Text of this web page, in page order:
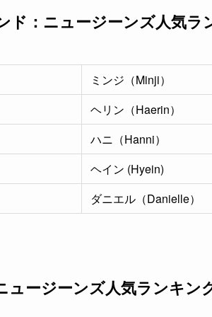
ド：ニュージーンズ人気ラ
ミンジ（Minji）
ヘリン（Haerin）
ハニ（Hanni）
ヘイン (Hyein)
ダニエル（Danielle）
ュージーンズ人気ランキン